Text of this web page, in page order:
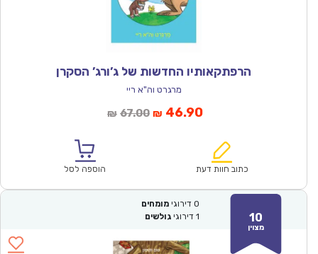
הרפתקאותיו החדשות של ג’ורג’ הסקרן
מרגרט וה"א ריי
₪ 67.00המחיר
₪67.00.
₪ 46.90המחיר
הוא:
כתוב חוות דעת הוספה לסל
10
מצוין
0 דירוגי מומחים
1 דירוגי גולשים